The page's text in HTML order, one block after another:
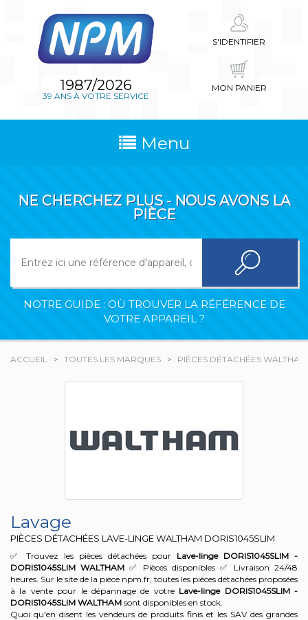
1987/2026
39 ANS À VOTRE SERVICE
S'IDENTIFIER
MON PANIER
Menu
NE CHERCHEZ PLUS - NOUS AVONS LA
PIÈCE
NOTRE GUIDE : OÙ TROUVER LA RÉFÉRENCE DE
VOTRE APPAREIL ?
ACCUEIL TOUTES LES MARQUES PIÈCES DÉTACHÉES WALTHAM
Lavage
PIÈCES DÉTACHÉES LAVE-LINGE WALTHAM DORIS1045SLIM
✅ Trouvez les pièces détachées pour Lave-linge DORIS1045SLIM -
DORIS1045SLIM WALTHAM ✅ Pièces disponibles ✅ Livraison 24/48
heures. Sur le site de la pièce npm.fr, toutes les pièces détachées proposées
à la vente pour le dépannage de votre Lave-linge DORIS1045SLIM -
DORIS1045SLIM WALTHAM sont disponibles en stock.
Quoi qu'en disent les vendeurs de produits finis et les SAV des grandes